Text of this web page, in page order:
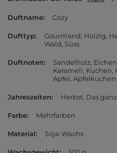
Duftname Cozy
Dufttyp Gourmand Holzig
Wald Süss
Duftnoten Sandelholz
Karamell Kuchen
Apfel Apfelkuchen
Jahreszeiten Herbst Das
Farbe Mehrfarben
Material Soja-Wachs